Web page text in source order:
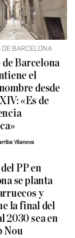
DE BARCELONA
de Barcelona
el
desde
«Es de
Vilanova
PP en
se planta
y
la final del
2030 sea en
Nou